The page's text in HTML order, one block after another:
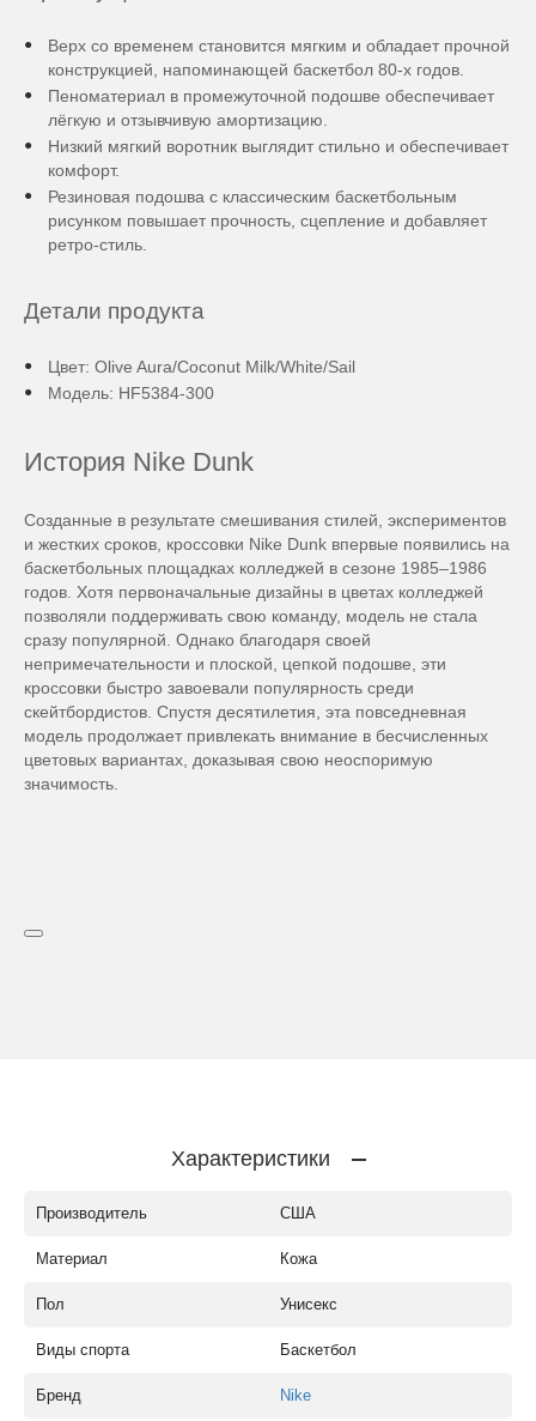
Верх со временем становится мягким и обладает прочной
конструкцией, напоминающей баскетбол 80-х годов.
Пеноматериал в промежуточной подошве обеспечивает
лёгкую и отзывчивую амортизацию.
Низкий мягкий воротник выглядит стильно и обеспечивает
комфорт.
Резиновая подошва с классическим баскетбольным
рисунком повышает прочность, сцепление и добавляет
ретро-стиль.
Детали продукта
Цвет: Olive Aura/Coconut Milk/White/Sail
Модель: HF5384-300
История Nike Dunk
Созданные в результате смешивания стилей, экспериментов
и жестких сроков, кроссовки Nike Dunk впервые появились на
баскетбольных площадках колледжей в сезоне 1985–1986
годов. Хотя первоначальные дизайны в цветах колледжей
позволяли поддерживать свою команду, модель не стала
сразу популярной. Однако благодаря своей
непримечательности и плоской, цепкой подошве, эти
кроссовки быстро завоевали популярность среди
скейтбордистов. Спустя десятилетия, эта повседневная
модель продолжает привлекать внимание в бесчисленных
цветовых вариантах, доказывая свою неоспоримую
значимость.
Характеристики
Производитель США
Материал Кожа
Пол Унисекс
Виды спорта Баскетбол
Бренд Nike